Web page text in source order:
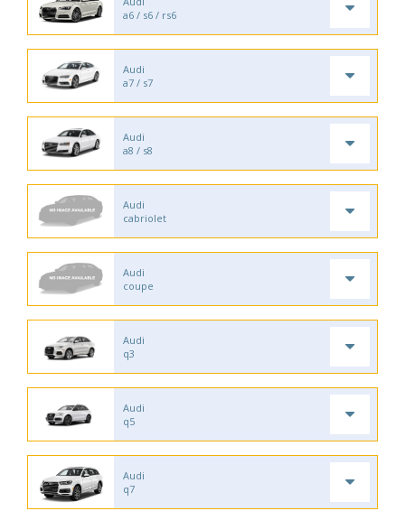
a6 / s6 / rs6
Audi
a7 / s7
Audi
a8 / s8
Audi
cabriolet
Audi
coupe
Audi
q3
Audi
q5
Audi
q7